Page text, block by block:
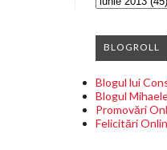
BLOGROLL
Blogul lui
Blogul
Promovări
Felicitări